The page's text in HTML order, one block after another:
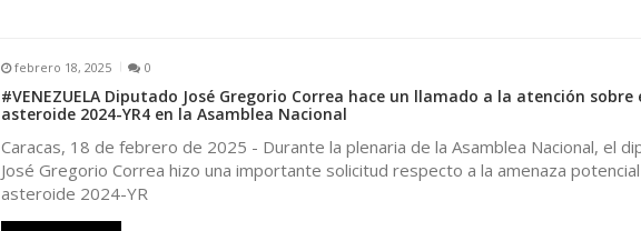
febrero 18, 2025 0
#VENEZUELA Diputado José Gregorio Correa hace un llamado a la atención sobre
asteroide 2024-YR4 en la Asamblea Nacional
Caracas, 18 de febrero de 2025 - Durante la plenaria de la Asamblea Nacional, el
José Gregorio Correa hizo una importante solicitud respecto a la amenaza
asteroide 2024-YR